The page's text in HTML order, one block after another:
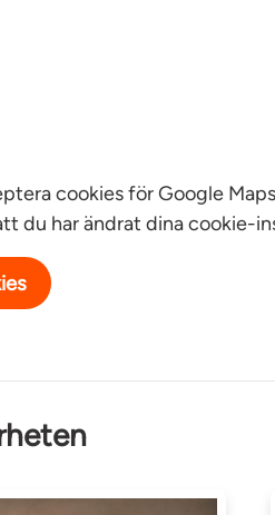
cookies för Google
du har ändrat dina cookie-